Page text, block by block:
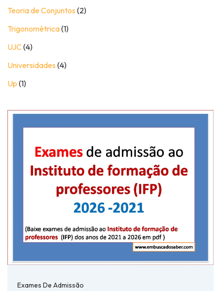
Teoria de Conjuntos (2)
Trigonométrica(1)
UJC (4)
Universidades (4)
Up (1)
Exames De Admissão